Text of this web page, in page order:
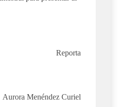
Reporta
Aurora Menéndez Curiel